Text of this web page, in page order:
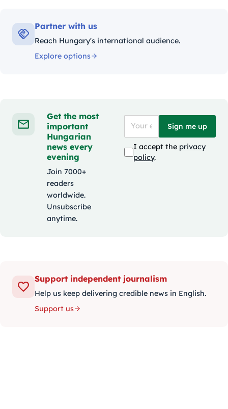
Partner with us
Reach Hungary's international audience.
Explore options
Get the most
important
Hungarian
news every
evening
Join 7000+
readers
worldwide.
Unsubscribe
anytime.
Sign me up
I accept the privacy
policy.
Support independent journalism
Help us keep delivering credible news in English.
Support us